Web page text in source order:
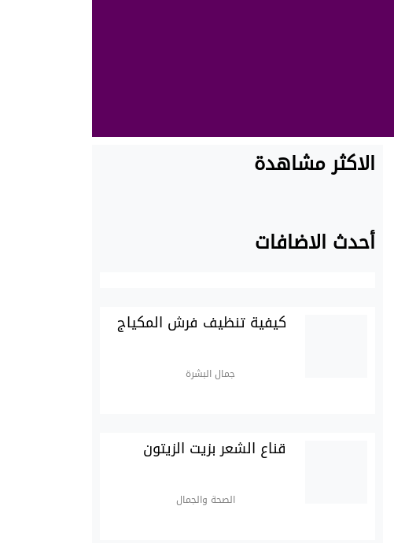
الاكثر مشاهدة
أحدث الاضافات
كيفية تنظيف فرش المكياج
جمال البشرة
قناع الشعر بزيت الزيتون
الصحة والجمال